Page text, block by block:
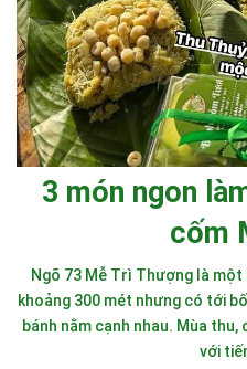
3 món ngon
cốm
Ngõ 73 Mễ Trì Thượng là
khoảng 300 mét nhưng có tới
bánh nằm cạnh nhau. Mùa
với